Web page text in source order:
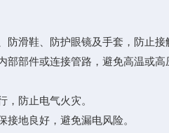
滑鞋、防护眼镜及手套，防止接
部件或连接管路，避免高温或高
防止电气火灾。
地良好，避免漏电风险。